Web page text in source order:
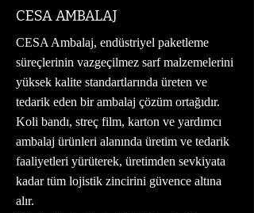
CESA AMBALAJ
CESA Ambalaj, endüstriyel paketleme
süreçlerinin vazgeçilmez sarf malzemelerini
yüksek kalite standartlarında üreten ve
tedarik eden bir ambalaj çözüm ortağıdır.
Koli bandı, streç film, karton ve yardımcı
ambalaj ürünleri alanında üretim ve tedarik
faaliyetleri yürüterek, üretimden sevkiyata
kadar tüm lojistik zincirini güvence altına
alır.